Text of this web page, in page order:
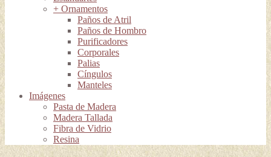
+ Ornamentos
Paños de Atril
Paños de Hombro
Purificadores
Corporales
Palias
Cíngulos
Manteles
Imágenes
Pasta de Madera
Madera Tallada
Fibra de Vidrio
Resina